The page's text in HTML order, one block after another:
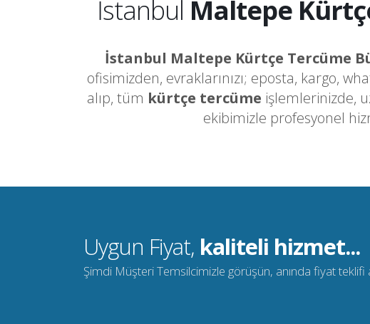
İstanbul Maltepe
İstanbul Maltepe Kürtçe Tercüme
ofisimizden, evraklarınızı; eposta, kargo,
alıp, tüm kürtçe tercüme işlemlerinizde,
ekibimizle profesyonel
Uygun Fiyat, kaliteli hizmet...
Şimdi Müşteri Temsilcimizle görüşün, anında fiyat teklifi